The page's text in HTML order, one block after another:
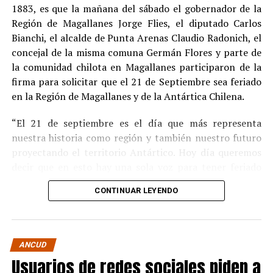
En el ámbito civil, elJuzgado de Letras de Castrodictó
enseptiembre de 2023una sentencia que obliga a
Pedro Montecinos apagar una indemnización total de
$120 millonespor concepto de daño moral:
$80 millonesa favor de la víctima.
$40 millonesa favor de su madre.
Sin embargo, la Fiscalía abrió una nueva línea
transferencia de bienes
ejecución del fallo.
demandante, Montecinos y su esposa habrían
traspasadoonce propiedades y dos vehículos, con un
1883, es que la mañana del sábado el gobernador de la
Región de Magallanes Jorge Flies, el diputado Carlos
Bianchi, el alcalde de Punta Arenas Claudio Radonich, el
concejal de la misma comuna Germán Flores y parte de
la comunidad chilota en Magallanes participaron de la
firma para solicitar que el 21 de Septiembre sea feriado
en la Región de Magallanes y de la Antártica Chilena.
“El 21 de septiembre es el día que más representa
nuestra historia como región y también nuestro futuro
proyectando el territorio Antártico. Hoy día queremos
este día por los primeros chilotes que llegaron en la
Goleta Ancud y por los que han hecho a Magallanes lo
En tanto, Bianchi señaló que “esto es reconocer la gesta
y la trascendencia que ha tenido la toma de posesión del
estrecho. Esperamos que se le ponga urgencia al
CONTINUAR LEYENDO
ANCUD
Usuarios de redes sociales piden a